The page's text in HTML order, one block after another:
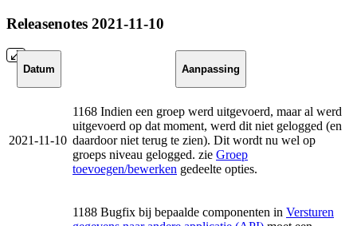
Releasenotes 2021-11-10
Datum Aanpassing
2021-11-10
1168 Indien een groep werd uitgevoerd, maar al werd
uitgevoerd op dat moment, werd dit niet gelogged (en
daardoor niet terug te zien). Dit wordt nu wel op
groeps niveau gelogged. zie Groep
toevoegen/bewerken gedeelte opties.
1188 Bugfix bij bepaalde componenten in Versturen